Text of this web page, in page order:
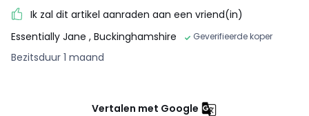
Ik zal dit artikel aanraden aan een vriend(in)
Essentially Jane , Buckinghamshire Geverifieerde koper
Bezitsduur 1 maand
Vertalen met Google